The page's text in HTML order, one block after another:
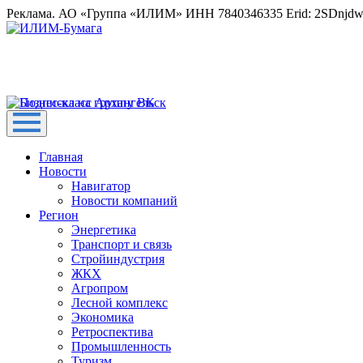
Реклама. АО «Группа «ИЛИМ» ИНН 7840346335 Erid:
Главная
Новости
Навигатор
Новости компаний
Регион
Энергетика
Транспорт и связь
Стройиндустрия
ЖКХ
Агропром
Лесной комплекс
Экономика
Ретроспектива
Промышленность